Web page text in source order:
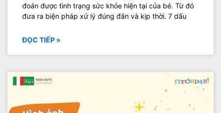
đoán được tình trạng sức khỏe hiện tại của bé. Từ đó
đưa ra biện pháp xử lý đúng đắn và kịp thời. 7 dấu
ĐỌC TIẾP »